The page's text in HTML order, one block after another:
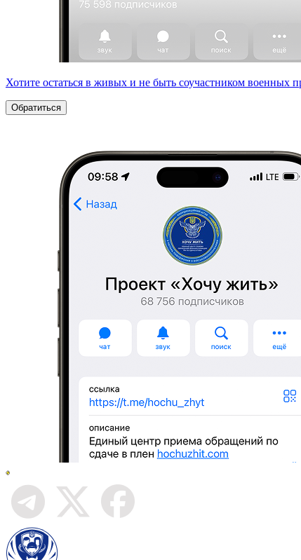
Хотите остаться в живых и не быть соучастником военных
Обратиться